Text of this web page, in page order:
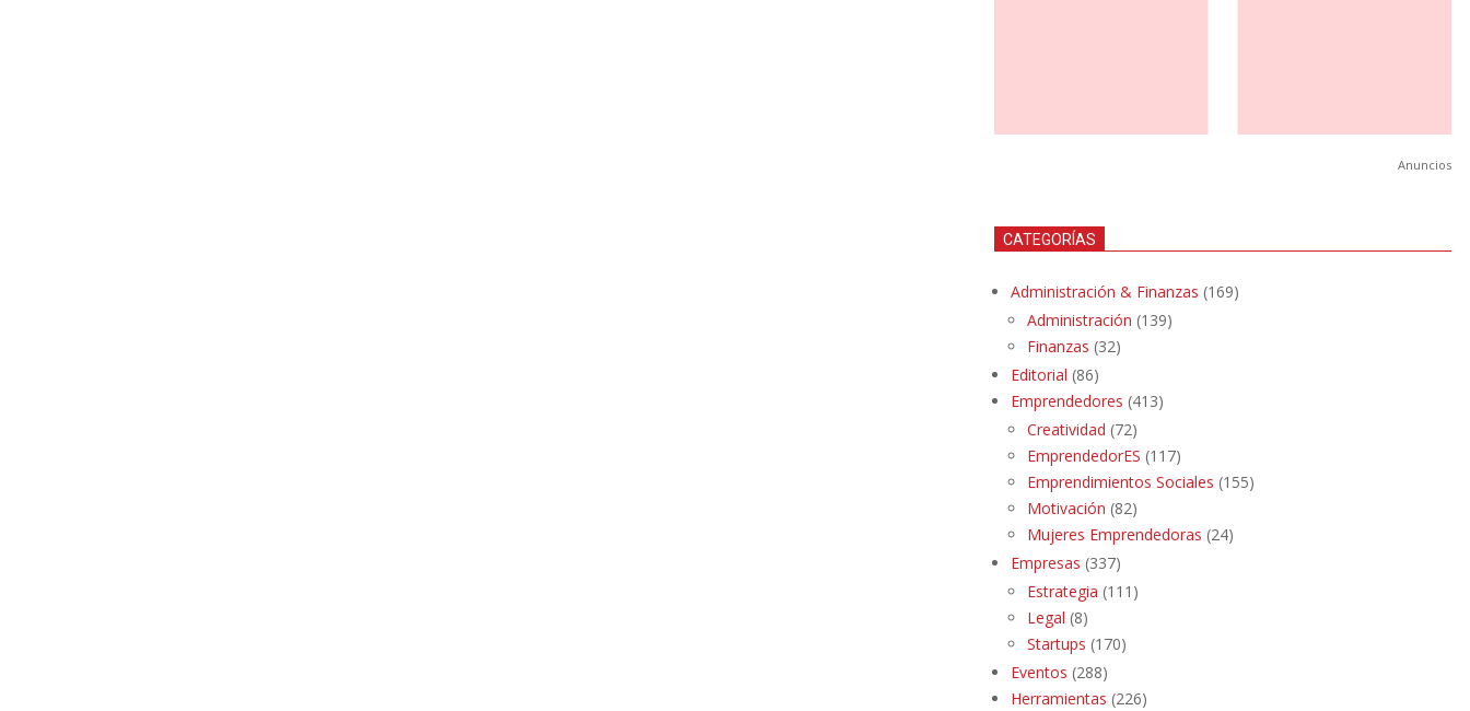
Anuncios
CATEGORÍAS
Administración & Finanzas (169)
Administración (139)
Finanzas (32)
Editorial (86)
Emprendedores (413)
Creatividad (72)
EmprendedorES (117)
Emprendimientos Sociales (155)
Motivación (82)
Mujeres Emprendedoras (24)
Empresas (337)
Estrategia (111)
Legal (8)
Startups (170)
Eventos (288)
Herramientas (226)